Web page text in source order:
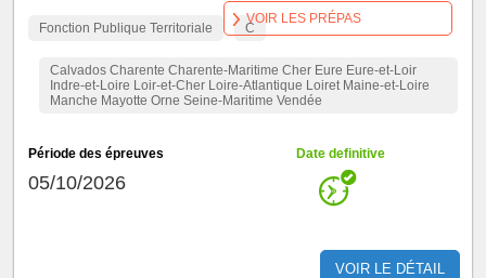
Fonction Publique Territoriale C
Calvados Charente Charente-Maritime Cher Eure Eure-et-Loir
Indre-et-Loire Loir-et-Cher Loire-Atlantique Loiret Maine-et-Loire
Manche Mayotte Orne Seine-Maritime Vendée
Période des épreuves
05/10/2026
Date definitive
VOIR LE DÉTAIL
VOIR LES PRÉPAS